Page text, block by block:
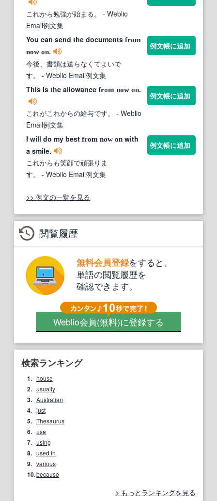
これから勉強が始まる。
- Weblio
Email例文集
You can send the documents from
now on.
今後、書類は送らなくてよいで
す。
- Weblio Email例文集
例文帳に追加
This is the allowance from now on.
これがこれからの給与です。
- Weblio
Email例文集
例文帳に追加
I will do my best from now on with
a smile.
これからも笑顔で頑張りま
す。
- Weblio Email例文集
例文帳に追加
>> 例文の一覧を見る
閲覧履歴
無料会員登録をすると、
単語の閲覧履歴を
確認できます。
Weblio会員(無料)に登録する
検索ランキング
1. house
2. usually
3. Australian
4. just
5. Thesaurus
6. use
7. using
8. used in
9. various
10.because
もっとランキングを見る